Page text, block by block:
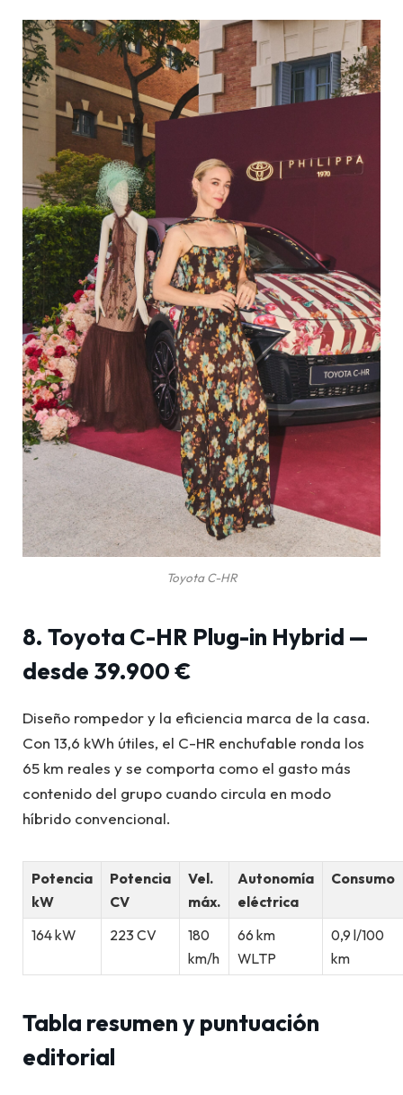
Toyota C-HR
8. Toyota C-HR Plug-in Hybrid —
desde 39.900 €
Diseño rompedor y la eficiencia marca de la casa.
Con 13,6 kWh útiles, el C-HR enchufable ronda los
65 km reales y se comporta como el gasto más
contenido del grupo cuando circula en modo
híbrido convencional.
Potencia
kW
Potencia
CV
Vel.
máx.
Autonomía
eléctrica
Consumo
164 kW 223 CV
180
km/h
66 km
WLTP
0,9 l/100
km
Tabla resumen y puntuación
editorial